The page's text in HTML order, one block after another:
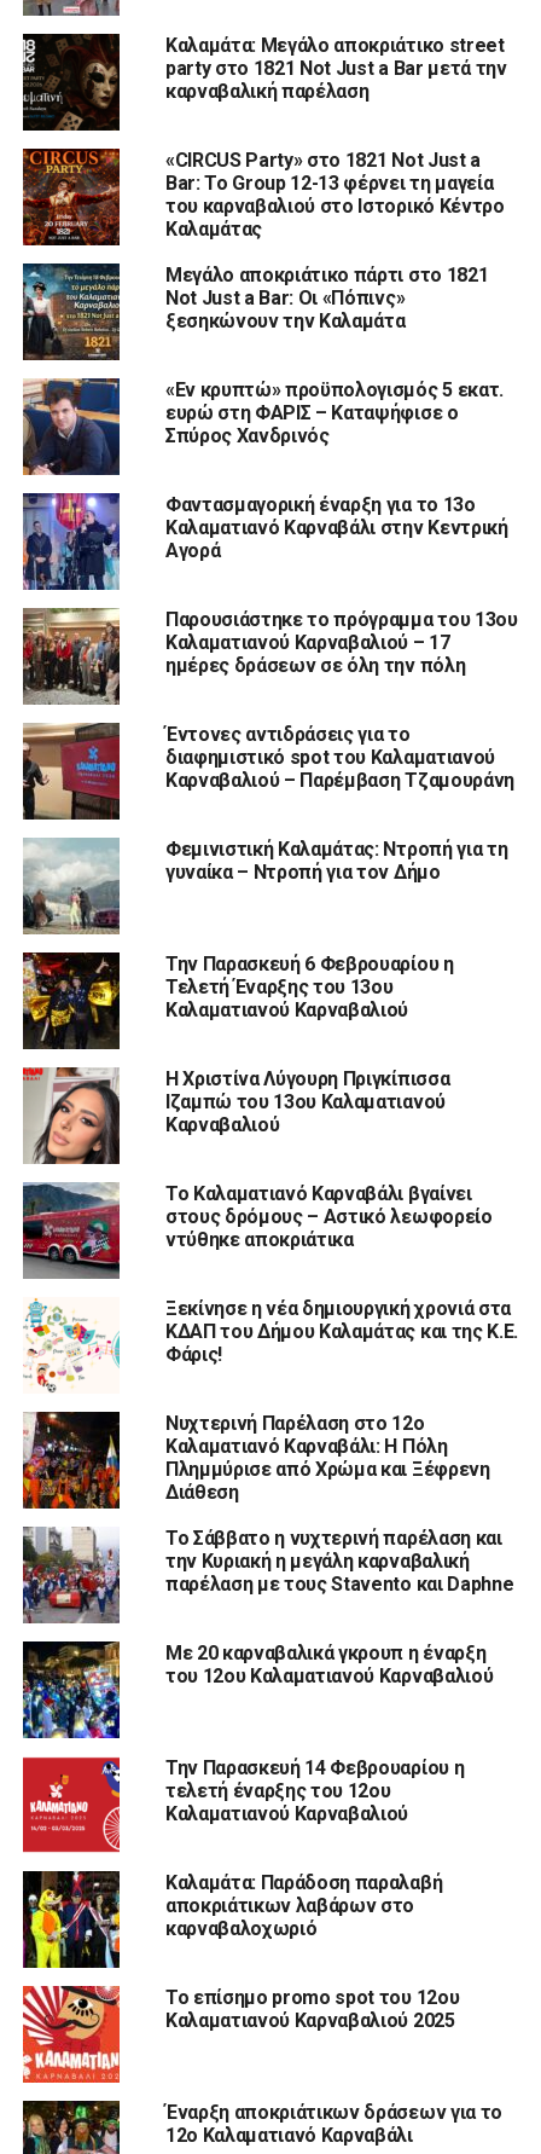
Καλαμάτα: Μεγάλο αποκριάτικο street
party στο 1821 Not Just a Bar μετά την
καρναβαλική παρέλαση
«CIRCUS Party» στο 1821 Not Just a
Bar: Το Group 12-13 φέρνει τη μαγεία
του καρναβαλιού στο Ιστορικό Κέντρο
Καλαμάτας
Μεγάλο αποκριάτικο πάρτι στο 1821
Not Just a Bar: Οι «Πόπινς»
ξεσηκώνουν την Καλαμάτα
«Εν κρυπτώ» προϋπολογισμός 5 εκατ.
ευρώ στη ΦΑΡΙΣ – Καταψήφισε ο
Σπύρος Χανδρινός
Φαντασμαγορική έναρξη για το 13ο
Καλαματιανό Καρναβάλι στην Κεντρική
Αγορά
Παρουσιάστηκε το πρόγραμμα του 13ου
Καλαματιανού Καρναβαλιού – 17
ημέρες δράσεων σε όλη την πόλη
Έντονες αντιδράσεις για το
διαφημιστικό spot του Καλαματιανού
Καρναβαλιού – Παρέμβαση Τζαμουράνη
Φεμινιστική Καλαμάτας: Ντροπή για τη
γυναίκα – Ντροπή για τον Δήμο
Την Παρασκευή 6 Φεβρουαρίου η
Τελετή Έναρξης του 13ου
Καλαματιανού Καρναβαλιού
Η Χριστίνα Λύγουρη Πριγκίπισσα
Ιζαμπώ του 13ου Καλαματιανού
Καρναβαλιού
Το Καλαματιανό Καρναβάλι βγαίνει
στους δρόμους – Αστικό λεωφορείο
ντύθηκε αποκριάτικα
Ξεκίνησε η νέα δημιουργική χρονιά στα
ΚΔΑΠ του Δήμου Καλαμάτας και της Κ.Ε.
Φάρις!
Νυχτερινή Παρέλαση στο 12ο
Καλαματιανό Καρναβάλι: Η Πόλη
Πλημμύρισε από Χρώμα και Ξέφρενη
Διάθεση
Το Σάββατο η νυχτερινή παρέλαση και
την Κυριακή η μεγάλη καρναβαλική
παρέλαση με τους Stavento και Daphne
Με 20 καρναβαλικά γκρουπ η έναρξη
του 12ου Καλαματιανού Καρναβαλιού
Την Παρασκευή 14 Φεβρουαρίου η
τελετή έναρξης του 12ου
Καλαματιανού Καρναβαλιού
Καλαμάτα: Παράδοση παραλαβή
αποκριάτικων λαβάρων στο
καρναβαλοχωριό
Το επίσημο promo spot του 12ου
Καλαματιανού Καρναβαλιού 2025
Έναρξη αποκριάτικων δράσεων για το
12ο Καλαματιανό Καρναβάλι